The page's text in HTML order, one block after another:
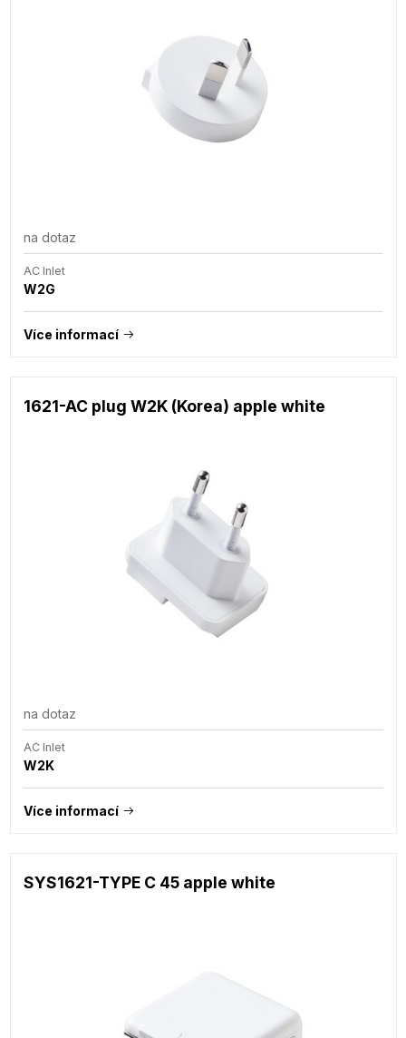
na dotaz
AC Inlet
W2G
Více informací
1621-AC plug W2K (Korea) apple white
na dotaz
AC Inlet
W2K
Více informací
SYS1621-TYPE C 45 apple white